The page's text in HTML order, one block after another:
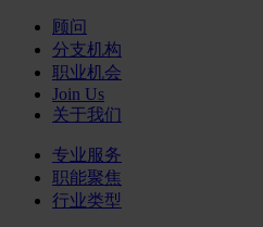
顾问
分支机构
职业机会
Join Us
关于我们
专业服务
职能聚焦
行业类型